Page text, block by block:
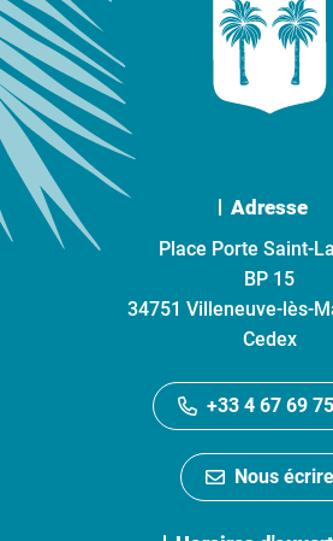
Adresse
Place Porte Saint-
BP 15
34751 Villeneuve-lès-
Cedex
+33 4 67 69
Nous écrire